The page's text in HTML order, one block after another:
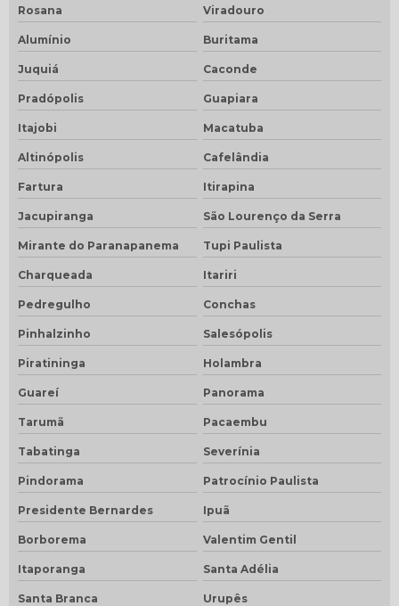
Rosana Viradouro
Alumínio Buritama
Juquiá Caconde
Pradópolis Guapiara
Itajobi Macatuba
Altinópolis Cafelândia
Fartura Itirapina
Jacupiranga São Lourenço da Serra
Mirante do Paranapanema Tupi Paulista
Charqueada Itariri
Pedregulho Conchas
Pinhalzinho Salesópolis
Piratininga Holambra
Guareí Panorama
Tarumã Pacaembu
Tabatinga Severínia
Pindorama Patrocínio Paulista
Presidente Bernardes Ipuã
Borborema Valentim Gentil
Itaporanga Santa Adélia
Santa Branca Urupês